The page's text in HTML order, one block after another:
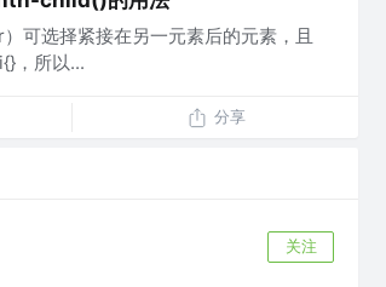
可选择紧接在另一元素后的元素，且
，所以...
分享
关注